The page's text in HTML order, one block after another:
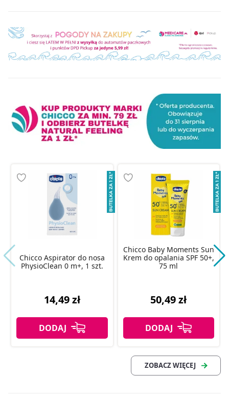
Chicco Aspirator do nosa
PhysioClean 0 m+, 1 szt.
14,49 zł
Chicco Baby Moments Sun
Krem do opalania SPF 50+,
75 ml
50,49 zł